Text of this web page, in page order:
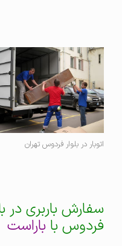
اتوبار در بلوار فردوس تهران
سفارش باربری در بلوار
فردوس باباراست